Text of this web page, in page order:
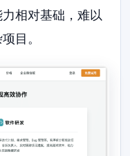
相对基础，难以
目。